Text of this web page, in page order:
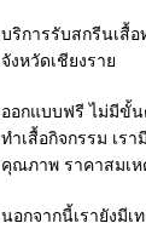
บริการรับสกรีนเสื้อ
จังหวัดเชียงราย
ออกแบบฟรี ไม่มีขั้น
ทำเสื้อกิจกรรม เร
คุณภาพ ราคาสมเ
นอกจากนี้เรายังมีเ